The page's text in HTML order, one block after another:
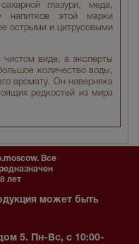
глазури, меда,
напитков этой марки
острыми и цитрусовыми
чистом виде, а эксперты
количество воды,
аромату. Он наверняка
редкостей из мира
Все
лет
может быть
5. Пн-Вс, с 10:00-